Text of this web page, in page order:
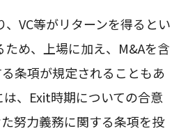
、VC等がリターンを得るとい
ため、上場に加え、M&Aを含
条項が規定されることもあ
は、Exit時期についての合意
努力義務に関する条項を投